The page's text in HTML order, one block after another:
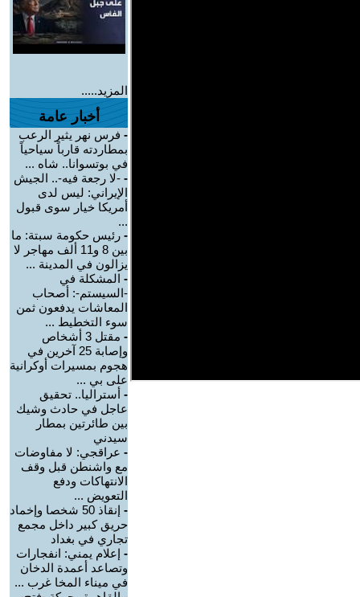
المزيد.....
أخبار عامة
- فرس نهر يثير الرعب
بمطاردته قارباً سياحياً
في بوتسوانا.. شاه ...
- -لا رجعة فيه-.. الجيش
الإيراني: ليس لدى
أمريكا خيار سوى قبول
...
- رئيس حكومة سبتة: ما
بين 8 و11 ألف مهاجر لا
يزالون في المدينة ...
- المشكلة في
-السيستم-: أصحاب
المعاشات يدفعون ثمن
سوء التخطيط ...
-
مقتل 3 أشخاص
وإصابة 25 آخرين في
هجوم بمسيرات أوكرانية
على بي ...
- أستراليا.. تحقيق
عاجل في حادث وشيك
بين طائرتين بمطار
سيدني
- عراقجي: لا مفاوضات
مع واشنطن قبل وقف
الانتهاكات ودفع
التعويض ...
-
إنقاذ 50 شخصا وإخماد
حريق كبير داخل مجمع
تجاري في بغداد
- إعلام يمني: انفجارات
وتصاعد أعمدة الدخان
في ميناء المخا غرب ...